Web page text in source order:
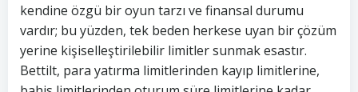
kendine özgü bir oyun tarzı ve finansal durumu
vardır; bu yüzden, tek beden herkese uyan bir çözüm
yerine kişiselleştirilebilir limitler sunmak esastır.
Bettilt, para yatırma limitlerinden kayıp limitlerine,